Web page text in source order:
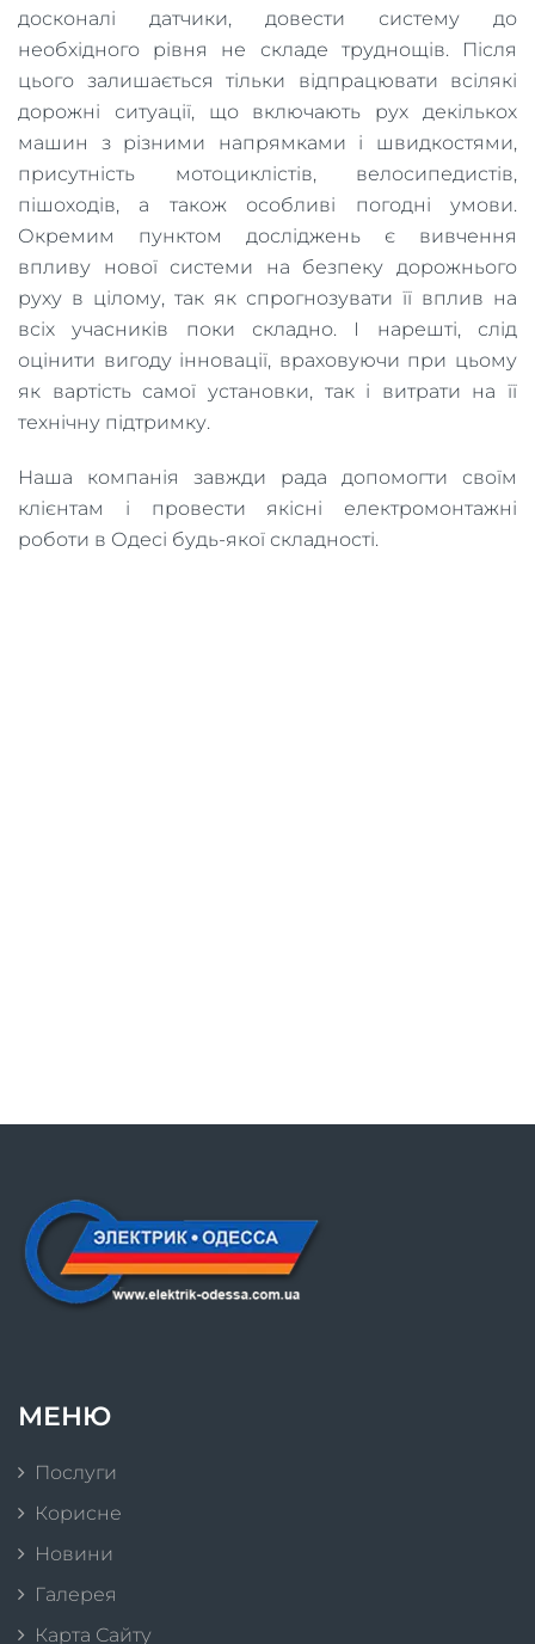
досконалі датчики, довести систему до
необхідного рівня не складе труднощів. Після
цього залишається тільки відпрацювати всілякі
дорожні ситуації, що включають рух декількох
машин з різними напрямками і швидкостями,
присутність мотоциклістів, велосипедистів,
пішоходів, а також особливі погодні умови.
Окремим пунктом досліджень є вивчення
впливу нової системи на безпеку дорожнього
руху в цілому, так як спрогнозувати її вплив на
всіх учасників поки складно. І нарешті, слід
оцінити вигоду інновації, враховуючи при цьому
як вартість самої установки, так і витрати на її
технічну підтримку.
Наша компанія завжди рада допомогти своїм
клієнтам і провести якісні електромонтажні
роботи в Одесі будь-якої складності.
МЕНЮ
Послуги
Корисне
Новини
Галерея
Карта Сайту